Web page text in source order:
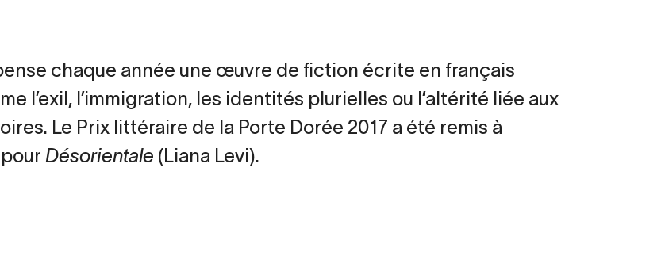
chaque année une œuvre de fiction écrite en français
l’exil, l’immigration, les identités plurielles ou l’altérité liée aux
Le Prix littéraire de la Porte Dorée 2017 a été remis à
Désorientale (Liana Levi).